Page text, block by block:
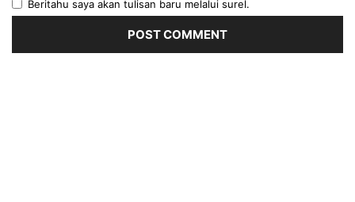
Beritahu saya akan tulisan baru melalui surel.